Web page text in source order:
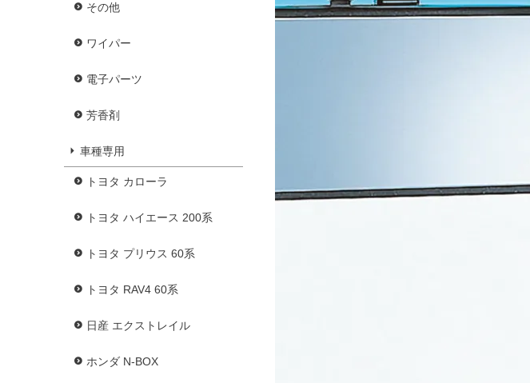
その他
ワイパー
電子パーツ
芳香剤
車種専用
トヨタ カローラ
トヨタ ハイエース 200系
トヨタ プリウス 60系
トヨタ RAV4 60系
日産 エクストレイル
ホンダ N-BOX